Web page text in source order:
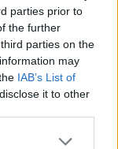
parties prior to
the further
parties on the
may
IAB’s List of
it to other